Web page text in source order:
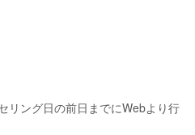
リング日の前日までにWebより行